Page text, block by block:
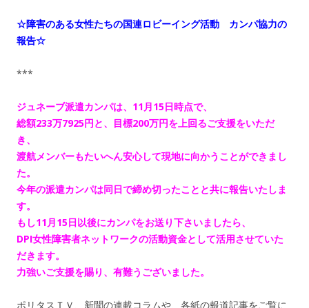
☆障害のある女性たちの国連ロビーイング活動 カンパ協力の
報告☆
***
ジュネーブ派遣カンパは、11月15日時点で、
総額233万7925円と、目標200万円を上回るご支援をいただ
き、
渡航メンバーもたいへん安心して現地に向かうことができまし
た。
今年の派遣カンパは同日で締め切ったことと共に報告いたしま
す。
もし11月15日以後にカンパをお送り下さいましたら、
DPI女性障害者ネットワークの活動資金として活用させていた
だきます。
力強いご支援を賜り、有難うございました。
ポリタスＴＶ、新聞の連載コラムや、各紙の報道記事をご覧に